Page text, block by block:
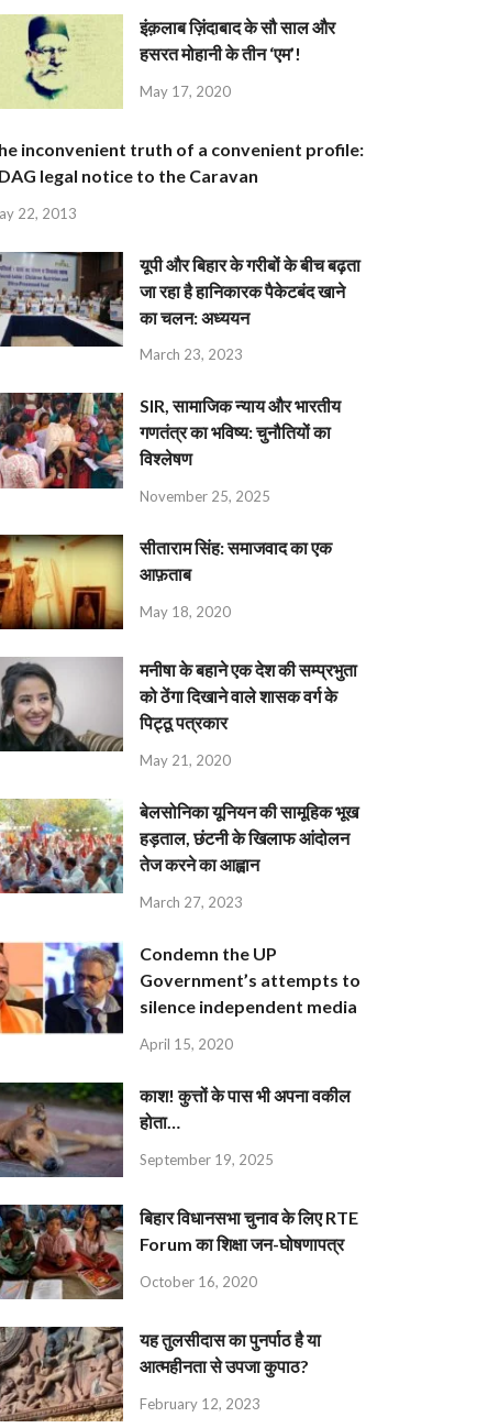
इंक़लाब ज़िंदाबाद के सौ साल और
हसरत मोहानी के तीन ‘एम’!
May 17, 2020
inconvenient truth of a convenient profile:
legal notice to the Caravan
22, 2013
यूपी और बिहार के गरीबों के बीच बढ़ता
जा रहा है हानिकारक पैकेटबंद खाने
का चलन: अध्ययन
March 23, 2023
SIR, सामाजिक न्याय और भारतीय
गणतंत्र का भविष्य: चुनौतियों का
विश्लेषण
November 25, 2025
सीताराम सिंह: समाजवाद का एक
आफ़ताब
May 18, 2020
मनीषा के बहाने एक देश की सम्प्रभुता
को ठेंगा दिखाने वाले शासक वर्ग के
पिट्ठू पत्रकार
May 21, 2020
बेलसोनिका यूनियन की सामूहिक भूख
हड़ताल, छंटनी के खिलाफ आंदोलन
तेज करने का आह्वान
March 27, 2023
Condemn the UP
Government’s attempts to
silence independent media
April 15, 2020
काश! कुत्तों के पास भी अपना वकील
होता…
September 19, 2025
बिहार विधानसभा चुनाव के लिए RTE
Forum का शिक्षा जन-घोषणापत्र
October 16, 2020
यह तुलसीदास का पुनर्पाठ है या
आत्महीनता से उपजा कुपाठ?
February 12, 2023